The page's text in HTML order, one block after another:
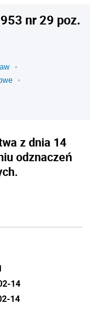
nr 29 poz.
z dnia 14
odznaczeń
14
14